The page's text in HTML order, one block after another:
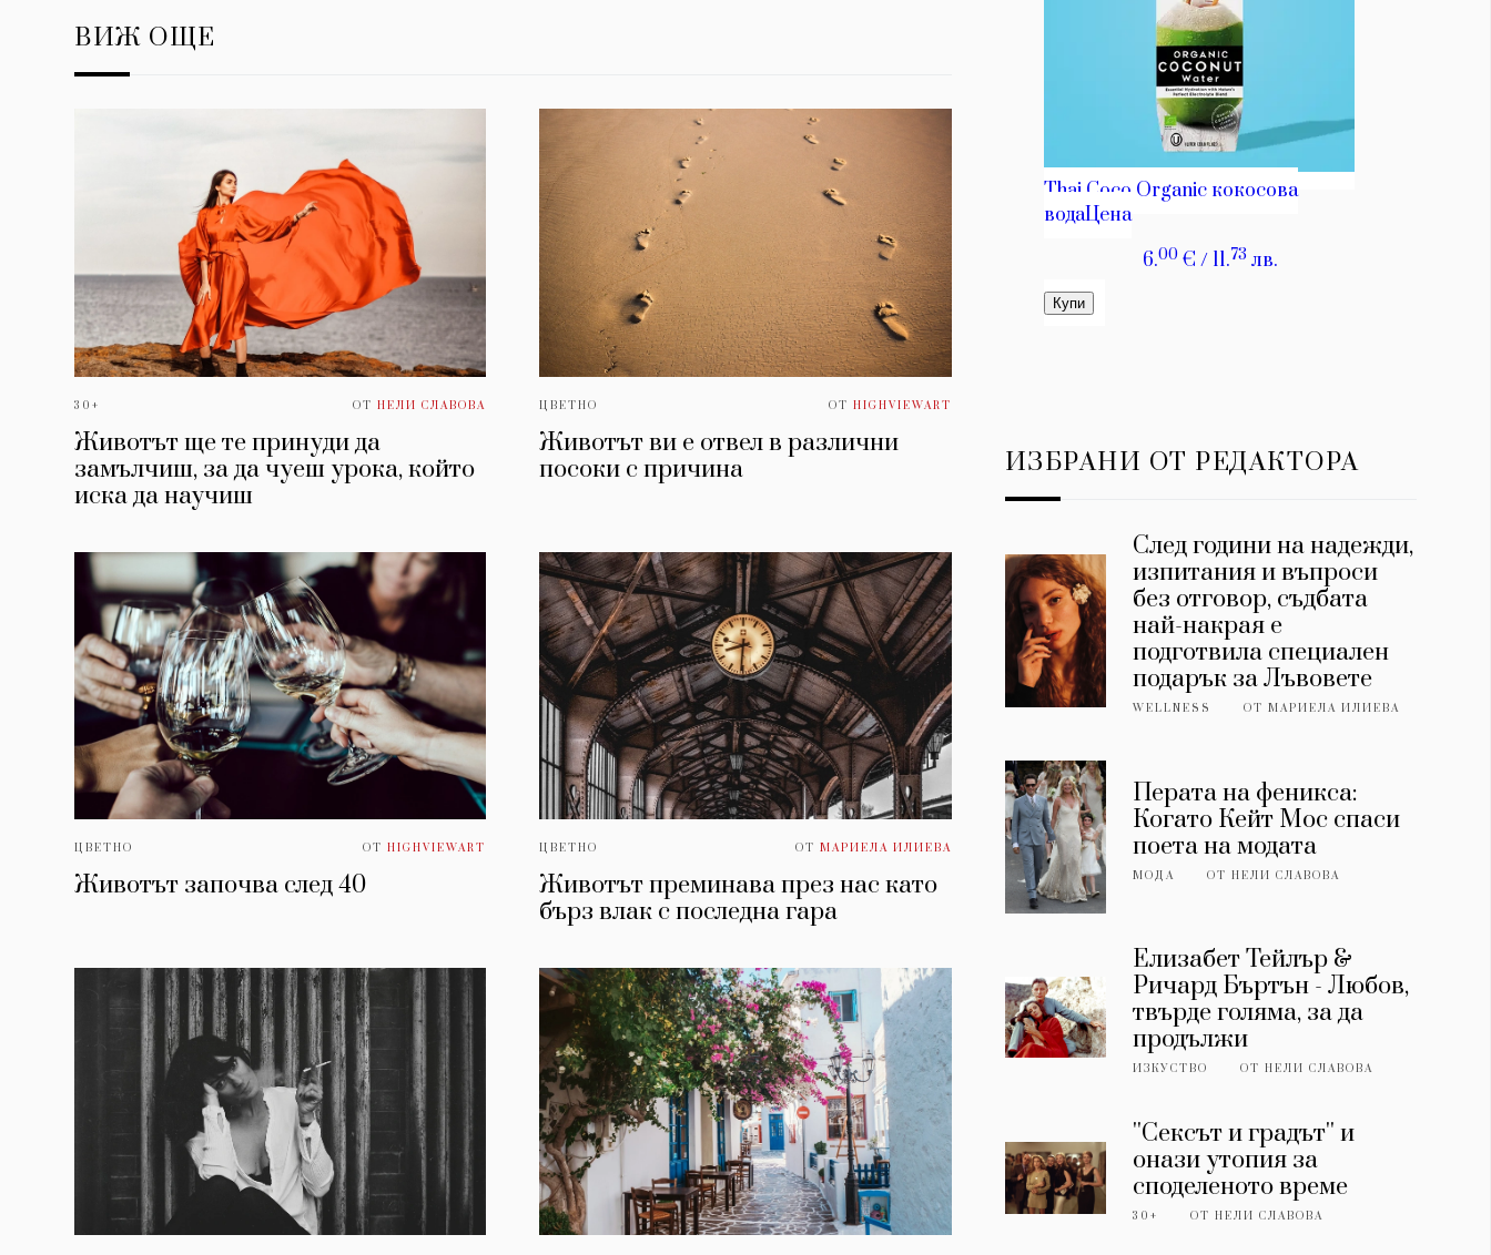
ВИЖ ОЩЕ
30+ ОТНЕЛИ СЛАВОВА
Животът ще те принуди да
замълчиш, за да чуеш урока, който
иска да научиш
ЦВЕТНО ОТ HIGHVIEWART
Животът ви е отвел в различни
посоки с причина
ЦВЕТНО ОТHIGHVIEWART
Животът започва след 40
ЦВЕТНО ОТ МАРИЕЛА ИЛИЕВА
Животът преминава през нас като
бърз влак с последна гара
ИЗБРАНИ ОТ РЕДАКТОРА
След години на надежди,
изпитания и въпроси
без отговор, съдбата
най-накрая е
подготвила специален
подарък за Лъвовете
WELLNESS ОТМАРИЕЛА ИЛИЕВА
Перата на феникса:
Когато Кейт Мос спаси
поета на модата
МОДА ОТНЕЛИ СЛАВОВА
Елизабет Тейлър &
Ричард Бъртън - Любов,
твърде голяма, за да
продължи
ИЗКУСТВО ОТНЕЛИ СЛАВОВА
''Сексът и градът'' и
онази утопия за
споделеното време
30+ ОТНЕЛИ СЛАВОВА